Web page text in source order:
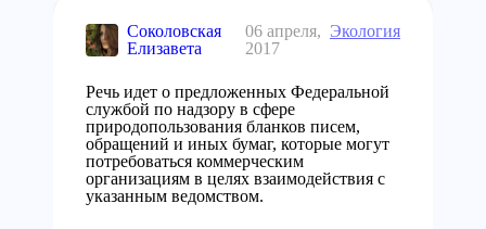
Соколовская
Елизавета
06 апреля,
2017
Экология
Речь идет о предложенных Федеральной
службой по надзору в сфере
природопользования бланков писем,
обращений и иных бумаг, которые могут
потребоваться коммерческим
организациям в целях взаимодействия с
указанным ведомством.